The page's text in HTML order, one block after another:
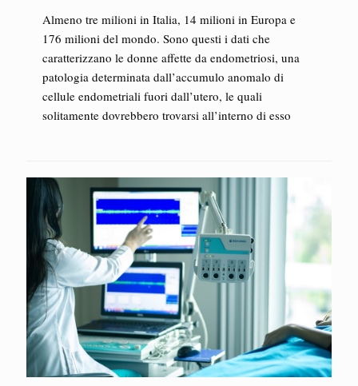
Almeno tre milioni in Italia, 14 milioni in Europa e
176 milioni del mondo. Sono questi i dati che
caratterizzano le donne affette da endometriosi, una
patologia determinata dall’accumulo anomalo di
cellule endometriali fuori dall’utero, le quali
solitamente dovrebbero trovarsi all’interno di esso